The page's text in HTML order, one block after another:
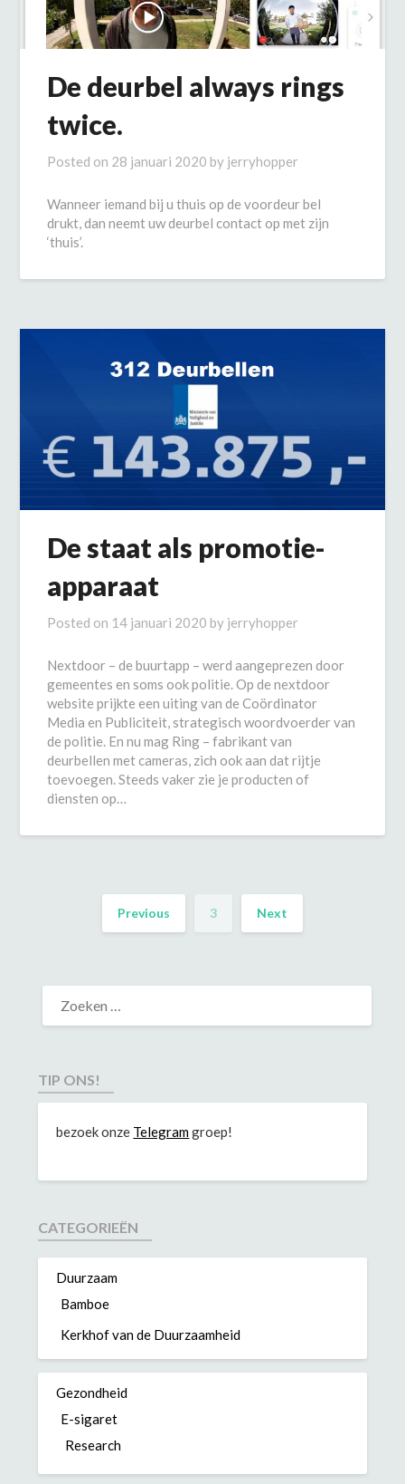
De deurbel always rings
twice.
Posted on 28 januari 2020 by jerryhopper
Wanneer iemand bij u thuis op de voordeur bel
drukt, dan neemt uw deurbel contact op met zijn
‘thuis’.
De staat als promotie-
apparaat
Posted on 14 januari 2020 by jerryhopper
Nextdoor – de buurtapp – werd aangeprezen door
gemeentes en soms ook politie. Op de nextdoor
website prijkte een uiting van de Coördinator
Media en Publiciteit, strategisch woordvoerder van
de politie. En nu mag Ring – fabrikant van
deurbellen met cameras, zich ook aan dat rijtje
toevoegen. Steeds vaker zie je producten of
diensten op…
Previous 3 Next
TIP ONS!
bezoek onze Telegramgroep!
CATEGORIEËN
Duurzaam
Bamboe
Kerkhof van de Duurzaamheid
Gezondheid
E-sigaret
Research